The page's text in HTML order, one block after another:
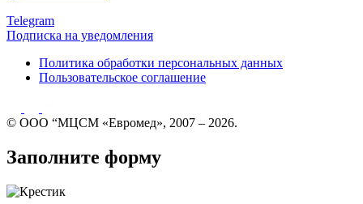
Telegram
Подписка на уведомления
Политика обработки персональных данных
Пользовательское соглашение
© ООО “МЦСМ «Евромед», 2007 – 2026.
Заполните форму